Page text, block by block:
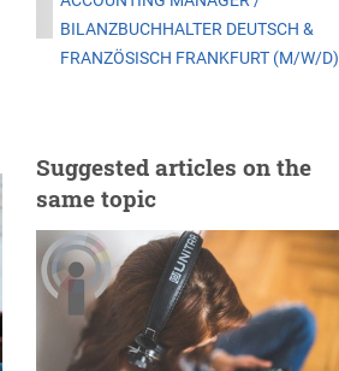
BILANZBUCHHALTER DEUTSCH &
FRANZÖSISCH FRANKFURT (M/W/D)
Suggested articles on the
same topic